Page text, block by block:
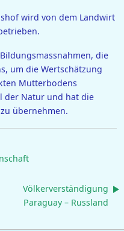
wird von dem Landwirt
die
um die Wertschätzung
Mutterbodens
der Natur und hat die
übernehmen.
Völkerverständigung
Paraguay – Russland